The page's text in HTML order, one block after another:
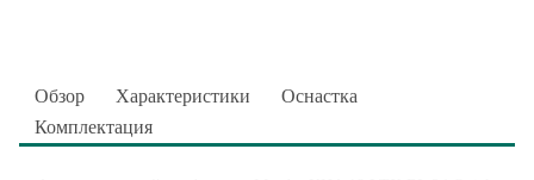
Обзор Характеристики
Оснастка
Комплектация